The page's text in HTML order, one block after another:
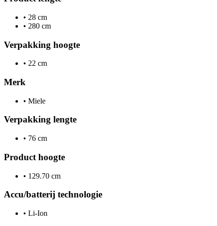
• 28 cm
• 280 cm
Verpakking hoogte
• 22 cm
Merk
• Miele
Verpakking lengte
• 76 cm
Product hoogte
• 129.70 cm
Accu/batterij technologie
• Li-Ion